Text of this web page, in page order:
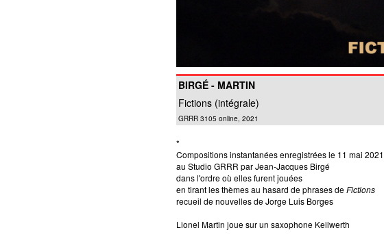
BIRGÉ - MARTIN
Fictions (intégrale)
GRRR 3105 online, 2021
*
Compositions instantanées enregistrées le 11 mai 2021
au Studio GRRR par Jean-Jacques Birgé
dans l'ordre où elles furent jouées
en tirant les thèmes au hasard de phrases deFictions
recueil de nouvelles de Jorge Luis Borges
Lionel Martin joue sur un saxophone Keilwerth